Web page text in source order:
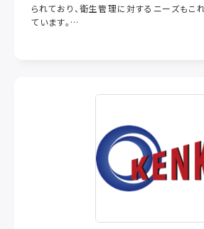
られており、衛生管理に対するニーズもこ
ています。
ローバル市場で培った知見を活かし、日本
式・清掃スタイルに合う、より革新的で利
ビスを提供してまいります。
「カスタマーセントリック：お客様中心主義
心安全に暮らせる社会の実現に向け、「清